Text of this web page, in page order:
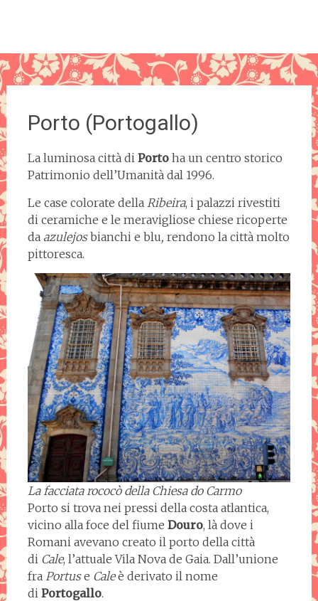
Porto (Portogallo)
La luminosa città di Portoha un centro storico
Patrimonio dell’Umanità dal 1996.
Le case colorate della Ribeira, i palazzi rivestiti
di ceramiche e le meravigliose chiese ricoperte
da azulejosbianchi e blu, rendono la città molto
pittoresca.
La facciata rococò della Chiesa do Carmo
Porto si trova nei pressi della costa atlantica,
vicino alla foce del fiume Douro, là dove i
Romani avevano creato il porto della città
di Cale, l’attuale Vila Nova de Gaia. Dall’unione
fra Portuse Caleè derivato il nome
di Portogallo.